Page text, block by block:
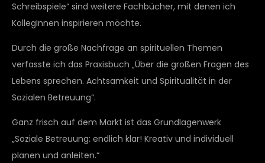
Schreibspiele“ sind weitere Fachbücher, mit denen ich
KollegInnen inspirieren möchte.
Durch die große Nachfrage an spirituellen Themen
verfasste ich das Praxisbuch „Über die großen Fragen des
Lebens sprechen. Achtsamkeit und Spiritualität in der
Sozialen Betreuung“.
Ganz frisch auf dem Markt ist das Grundlagenwerk
„Soziale Betreuung: endlich klar! Kreativ und individuell
planen und anleiten.“